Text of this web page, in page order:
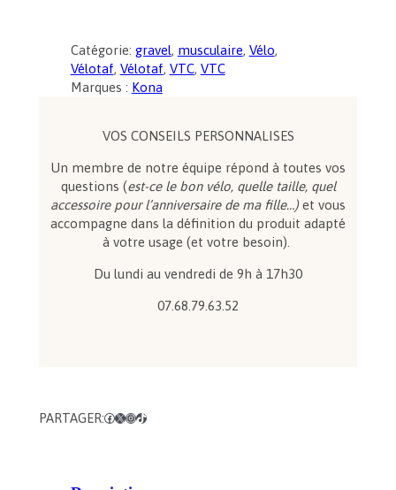
Catégorie: gravel, musculaire, Vélo
Vélotaf, Vélotaf, VTC, VTC
Marques : Kona
VOS CONSEILS PERSONNALISES
Un membre de notre équipe répond à toutes vos
questions (est-ce le bon vélo, quelle taille, quel
accessoire pour l’anniversaire de ma fille…) et vous
accompagne dans la définition du produit adapté
à votre usage (et votre besoin).
Du lundi au vendredi de 9h à 17h30
07.68.79.63.52
PARTAGER:Facebook X InstagramTikTok